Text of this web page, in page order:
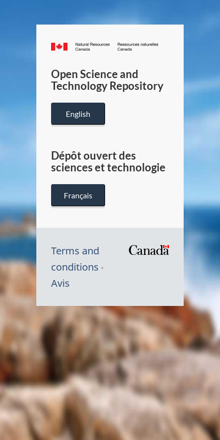
Canada.ca
/
Canada
Open Science and
Technology Repository
English
Dépôt ouvert des
sciences et technologie
Français
Terms and
conditions
Avis
Symbole
du
Canada